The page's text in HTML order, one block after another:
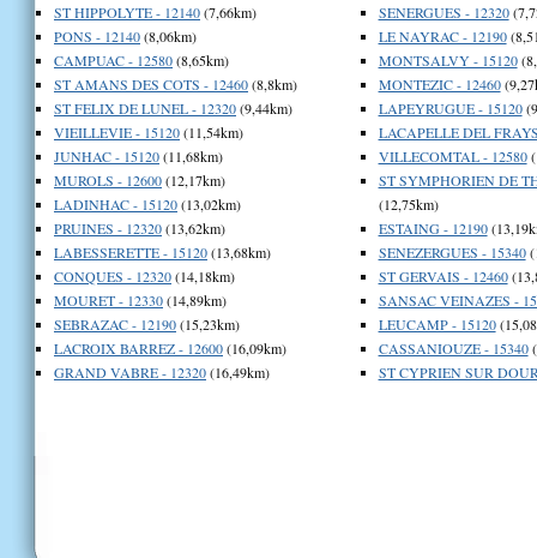
ST HIPPOLYTE - 12140(7,66km)
PONS - 12140(8,06km)
CAMPUAC - 12580(8,65km)
ST AMANS DES COTS - 12460(8,8km)
ST FELIX DE LUNEL - 12320(9,44km)
VIEILLEVIE - 15120(11,54km)
JUNHAC - 15120(11,68km)
MUROLS - 12600(12,17km)
LADINHAC - 15120(13,02km)
PRUINES - 12320(13,62km)
LABESSERETTE - 15120(13,68km)
CONQUES - 12320(14,18km)
MOURET - 12330(14,89km)
SEBRAZAC - 12190(15,23km)
LACROIX BARREZ - 12600(16,09km)
GRAND VABRE - 12320(16,49km)
SENERGUES - 12320
LE NAYRAC - 12190
MONTSALVY - 15120
MONTEZIC - 12460
LAPEYRUGUE - 15120
LACAPELLE DEL
VILLECOMTAL - 12580
ST SYMPHORIEN DE
(12,75km)
ESTAING - 12190
SENEZERGUES - 15340
ST GERVAIS - 12460
SANSAC VEINAZES -
LEUCAMP - 15120
CASSANIOUZE - 15340
ST CYPRIEN SUR